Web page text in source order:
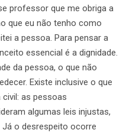
professor que me obriga a
que eu não tenho como
a pessoa. Para pensar a
essencial é a dignidade.
da pessoa, o que não
Existe inclusive o que
as pessoas
algumas leis injustas,
o desrespeito ocorre